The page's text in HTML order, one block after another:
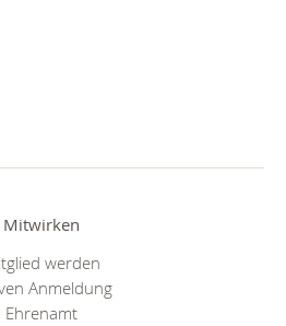
Mitwirken
werden
Anmeldung
Ehrenamt